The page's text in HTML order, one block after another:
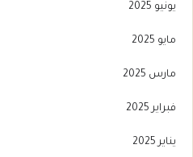
يونيو 2025
مايو 2025
مارس 2025
فبراير 2025
يناير 2025